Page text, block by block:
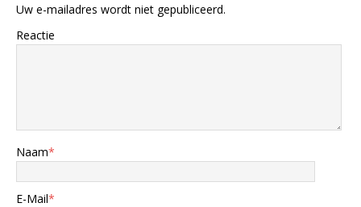
Uw e-mailadres wordt niet gepubliceerd.
Reactie
Naam*
E-Mail*